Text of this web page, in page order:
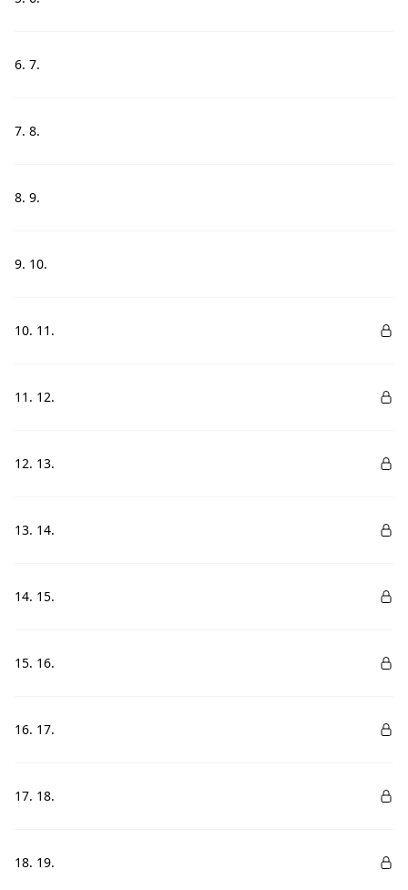
6. 7.
7. 8.
8. 9.
9. 10.
10. 11.
11. 12.
12. 13.
13. 14.
14. 15.
15. 16.
16. 17.
17. 18.
18. 19.